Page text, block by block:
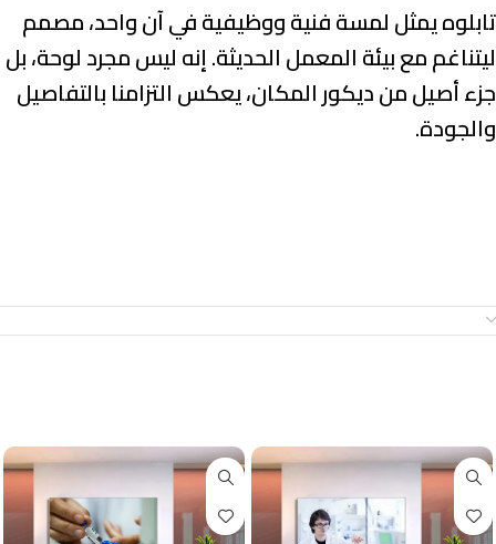
تابلوه يمثل لمسة فنية ووظيفية في آن واحد، مصمم
ليتناغم مع بيئة المعمل الحديثة. إنه ليس مجرد لوحة، بل
جزء أصيل من ديكور المكان، يعكس التزامنا بالتفاصيل
والجودة.